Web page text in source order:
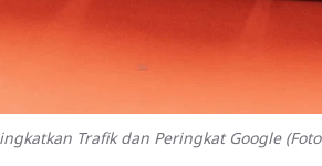
Trafik dan Peringkat Google